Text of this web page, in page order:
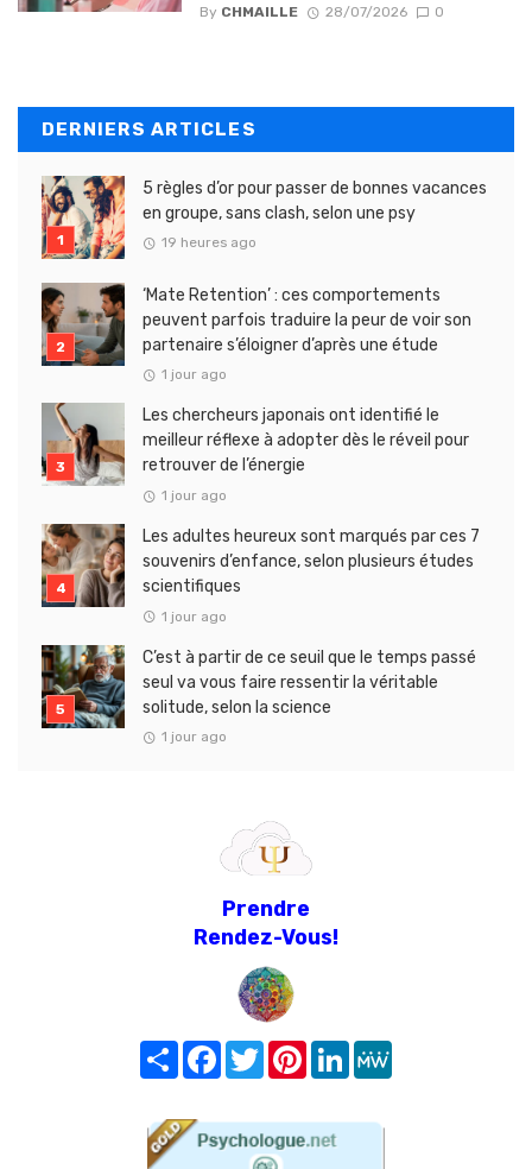
By CHMAILLE 28/07/2026 0
DERNIERS ARTICLES
5 règles d’or pour passer de bonnes vacances
en groupe, sans clash, selon une psy
19 heures ago
‘Mate Retention’ : ces comportements
peuvent parfois traduire la peur de voir son
partenaire s’éloigner d’après une étude
1 jour ago
Les chercheurs japonais ont identifié le
meilleur réflexe à adopter dès le réveil pour
retrouver de l’énergie
1 jour ago
Les adultes heureux sont marqués par ces 7
souvenirs d’enfance, selon plusieurs études
scientifiques
1 jour ago
C’est à partir de ce seuil que le temps passé
seul va vous faire ressentir la véritable
solitude, selon la science
1 jour ago
Prendre
Rendez-Vous!
Share FacebookTwitterPinterest
LinkedIn